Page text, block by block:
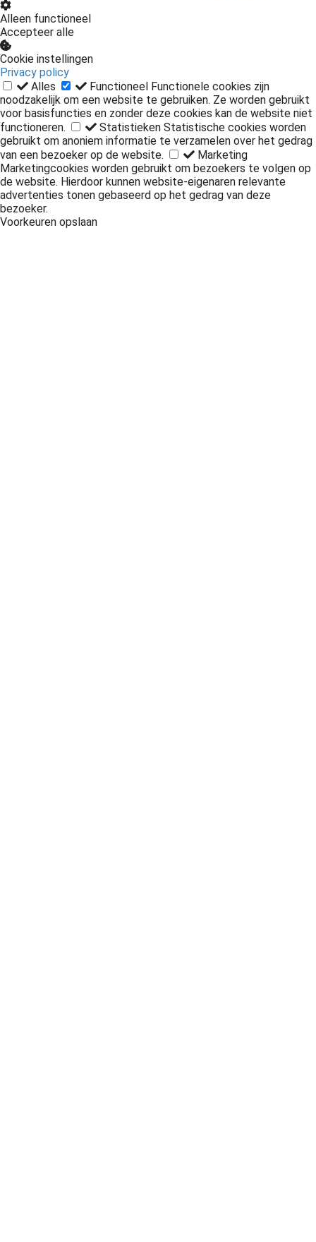
Alleen functioneel
Accepteer alle
Cookie instellingen
Privacy policy
Alles
Functioneel Functionele cookies zijn
noodzakelijk om een website te gebruiken. Ze worden gebruikt
voor basisfuncties en zonder deze cookies kan de website niet
functioneren.
Statistieken Statistische cookies worden
gebruikt om anoniem informatie te verzamelen over het gedrag
van een bezoeker op de website.
Marketing
Marketingcookies worden gebruikt om bezoekers te volgen op
de website. Hierdoor kunnen website-eigenaren relevante
advertenties tonen gebaseerd op het gedrag van deze
bezoeker.
Voorkeuren opslaan